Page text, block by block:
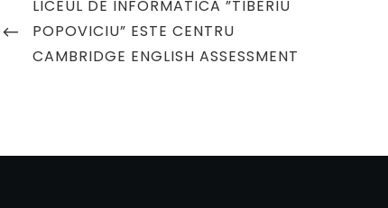
în
articole
PREVIOUS
POST
LICEUL DE INFORMATICĂ ”TIBERIU
POPOVICIU” ESTE CENTRU
CAMBRIDGE ENGLISH ASSESSMENT